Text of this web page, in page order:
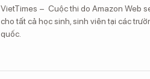
VietTimes – Cuộc thi do Amazon Web
cho tất cả học sinh, sinh viên tại các
quốc.